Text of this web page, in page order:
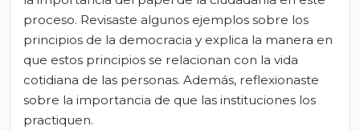
proceso. Revisaste algunos ejemplos sobre los
principios de la democracia y explica la manera en
que estos principios se relacionan con la vida
cotidiana de las personas. Además, reflexionaste
sobre la importancia de que las instituciones los
practiquen.